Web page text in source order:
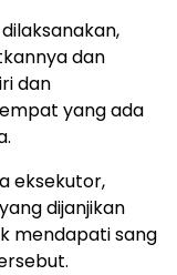
dan
dan
yang ada
eksekutor,
dijanjikan
mendapati sang